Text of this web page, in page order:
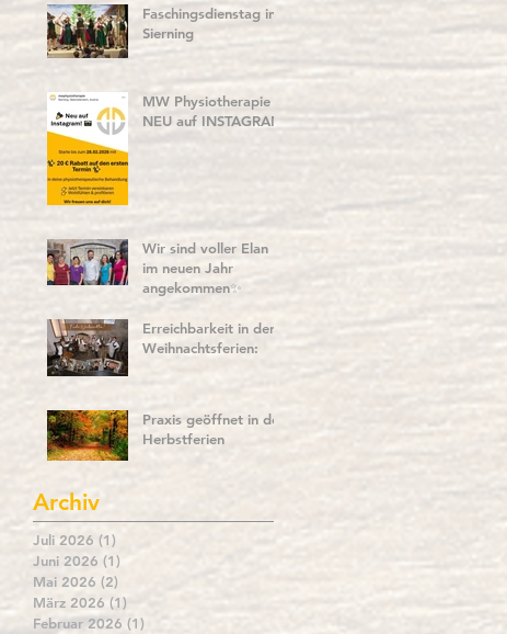
Faschingsdienstag in
Sierning
MW Physiotherapie
NEU auf INSTAGRAM
Wir sind voller Elan
im neuen Jahr
angekommen✨
Erreichbarkeit in den
Weihnachtsferien:
Praxis geöffnet in den
Herbstferien
Archiv
Juli 2026 (1)
Juni 2026 (1)
Mai 2026 (2)
März 2026 (1)
Februar 2026 (1) 1 Beitrag